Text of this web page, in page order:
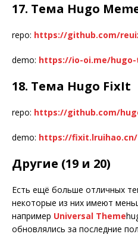
17. Тема Hugo
repo: https://github.com/
demo: https://io-oi.me/
18. Тема Hugo FixIt
repo: https://github.com/
demo: https://fixit.lruihao.cn/
Другие (19 и 20)
Есть ещё больше отличных
некоторые из них имеют
например Universal Theme
обновлялись за последние